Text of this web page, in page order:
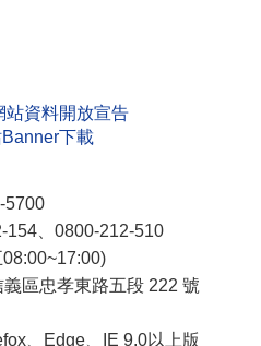
站資料開放宣告
下載
5700
154、0800-212-510
區忠孝東路五段 222 號
、Edge、IE 9.0以上版